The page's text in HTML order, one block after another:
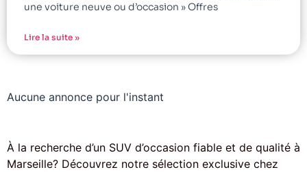
une voiture neuve ou d’occasion » Offres
Lire la suite »
Aucune annonce pour l'instant
À la recherche d’un SUV d’occasion fiable et de qualité à
Marseille? Découvrez notre sélection exclusive chez